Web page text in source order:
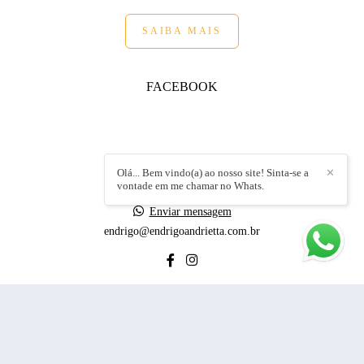
SAIBA MAIS
FACEBOOK
+55 (19) 99152.8717
Enviar mensagem
endrigo@endrigoandrietta.com.br
✕
Olá... Bem vindo(a) ao nosso site! Sinta-se a
vontade em me chamar no Whats.